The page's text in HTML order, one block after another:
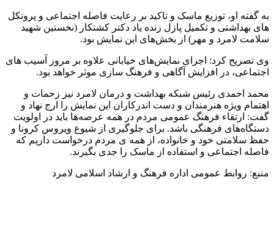
به گفته او، توزیع ماسک و تاکید بر رعایت فاصله اجتماعی و پروتکل
های بهداشتی و تکمیل پازل زنده یاد دکتر کشتکار (نخستین شهید
سلامت لامرد و مهر) از بخش‌های این نمایش بود.
وی تصریح کرد: اجرای نمایش‌های خیابانی علاوه بر مرور آسیب های
اجتماعی، در افزایش آگاهی و فرهنگ سازی موثر خواهد بود.
محمد احمدی رئیس شبکه بهداشت و درمان لامرد نیز زحمات و
اهتمام ویژه هنرمندان و دست اندرکاران این نمایش را ارج نهاد و
گفت: ارتقاء فرهنگ عمومی مردم در همه عرصه‌ها باید در اولویت
دستگاه‌های فرهنگی باشد. برای جلوگیری از شیوع ویروس کرونا و
حفظ سلامتی خود و خانواده، از همه ی مردم درخواست داریم که
فاصله اجتماعی و استفاده از ماسک را جدی بگیرند.
منبع: روابط عمومی اداره فرهنگ و ارشاد اسلامی لامرد